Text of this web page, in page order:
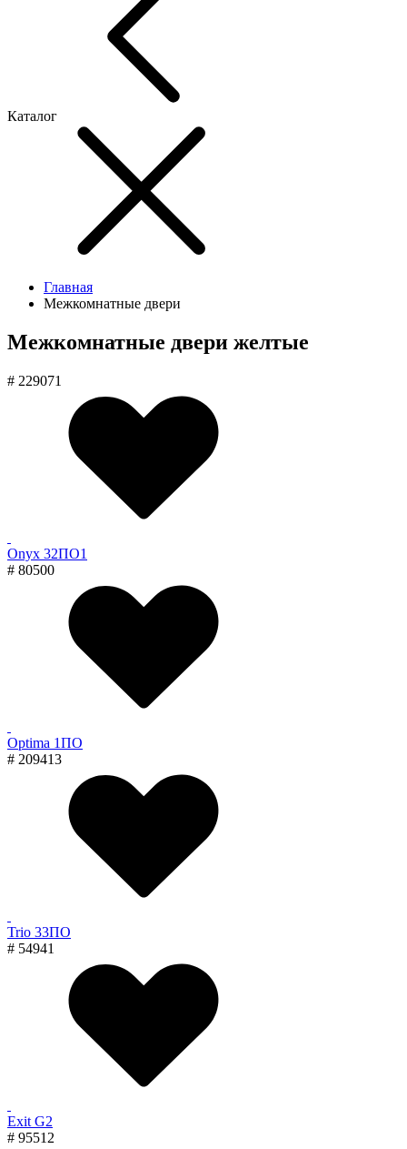
Каталог
Главная
Межкомнатные двери
Межкомнатные двери желтые
# 229071
Onyx 32ПО1
# 80500
Optima 1ПО
# 209413
Trio 33ПО
# 54941
Exit G2
# 95512